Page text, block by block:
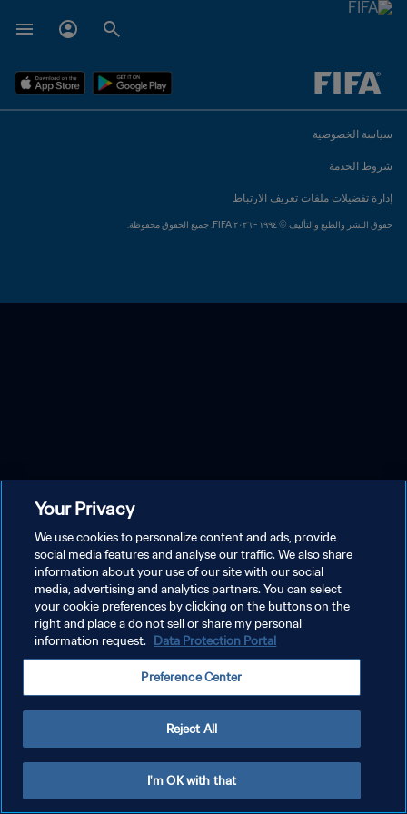
يُحدَّد لاحقاً ضد يُحدَّد لاحقاً
سياسة الخصوصية
شروط الخدمة
إدارة تفضيلات ملفات تعريف الارتباط
حقوق النشر والطبع والتأليف © ١٩٩٤ - ٢٠٢٦ FIFA. جميع الحقوق محفوظة.
Your Privacy
We use cookies to personalize content and ads, provide
social media features and analyse our traffic. We also share
information about your use of our site with our social
media, advertising and analytics partners. You can select
your cookie preferences by clicking on the buttons on the
right and place a do not sell or share my personal
information request. Data Protection Portal
Preference Center
Reject All
I'm OK with that